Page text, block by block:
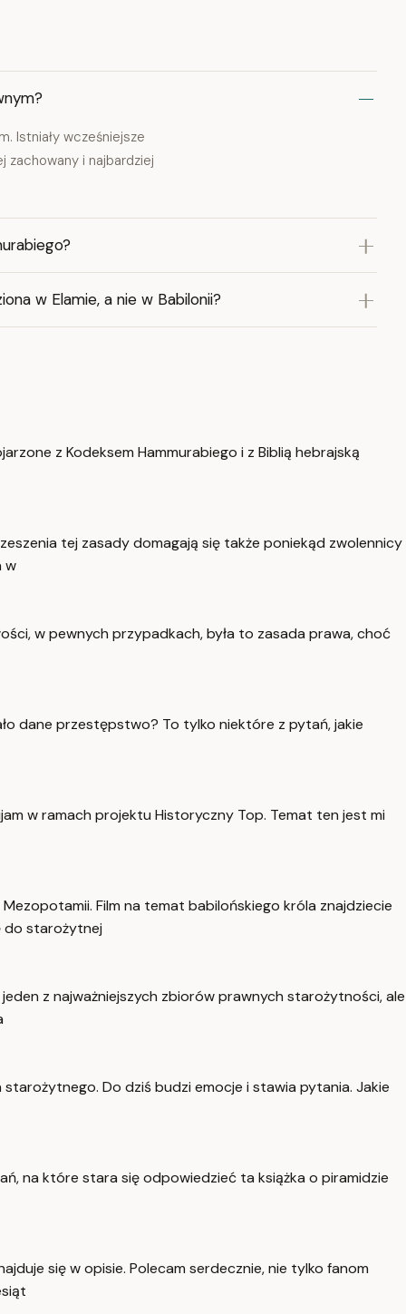
Istniały wcześniejsze
zachowany i najbardziej
w Elamie, a nie w Babilonii?
z Kodeksem Hammurabiego i z Biblią hebrajską
tej zasady domagają się także poniekąd zwolennicy
w
w pewnych przypadkach, była to zasada prawa, choć
dane przestępstwo? To tylko niektóre z pytań, jakie
w ramach projektu Historyczny Top. Temat ten jest mi
Film na temat babilońskiego króla znajdziecie
do starożytnej
z najważniejszych zbiorów prawnych starożytności, ale
Do dziś budzi emocje i stawia pytania. Jakie
na które stara się odpowiedzieć ta książka o piramidzie
się w opisie. Polecam serdecznie, nie tylko fanom